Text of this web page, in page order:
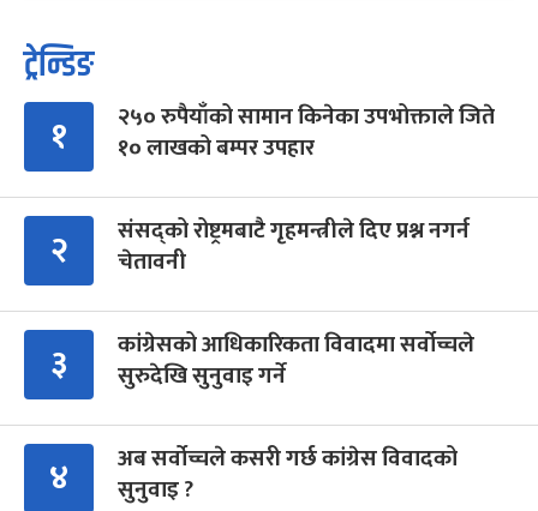
ट्रेन्डिङ
१
२५० रुपैयाँको सामान किनेका उपभोक्ताले जिते
१० लाखको बम्पर उपहार
२
संसद्को रोष्ट्रमबाटै गृहमन्त्रीले दिए प्रश्न नगर्न
चेतावनी
३
कांग्रेसको आधिकारिकता विवादमा सर्वोच्चले
सुरुदेखि सुनुवाइ गर्ने
४
अब सर्वोच्चले कसरी गर्छ कांग्रेस विवादको
सुनुवाइ ?